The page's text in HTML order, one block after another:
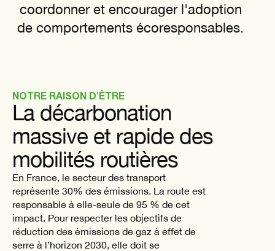
coordonner et encourager l'adoption
de comportements écoresponsables.
NOTRE RAISON D'ÊTRE
La décarbonation
massive et rapide des
mobilités routières
En France, le secteur des transport
représente 30% des émissions. La route est
responsable à elle-seule de 95 % de cet
impact. Pour respecter les objectifs de
réduction des émissions de gaz à effet de
serre à l’horizon 2030, elle doit se